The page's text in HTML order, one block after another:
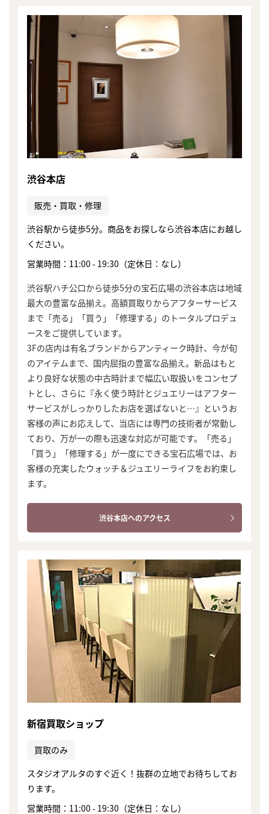
渋谷本店
販売・買取・修理
渋谷駅から徒歩5分。商品をお探しなら渋谷本店にお越し
ください。
営業時間：11:00 - 19:30（定休日：なし）
渋谷駅ハチ公口から徒歩5分の宝石広場の渋谷本店は地域
最大の豊富な品揃え。高額買取りからアフターサービス
まで「売る」「買う」「修理する」のトータルプロデュ
ースをご提供しています。
3Fの店内は有名ブランドからアンティーク時計、今が旬
のアイテムまで、国内屈指の豊富な品揃え。新品はもと
より良好な状態の中古時計まで幅広い取扱いをコンセプ
トとし、さらに『永く使う時計とジュエリーはアフター
サービスがしっかりしたお店を選ばないと…』というお
客様の声にお応えして、当店には専門の技術者が常勤し
ており、万が一の際も迅速な対応が可能です。「売る」
「買う」「修理する」が一度にできる宝石広場では、お
客様の充実したウォッチ＆ジュエリーライフをお約束し
ます。
渋谷本店へのアクセス
新宿買取ショップ
買取のみ
スタジオアルタのすぐ近く！抜群の立地でお待ちしてお
ります。
営業時間：11:00 - 19:30（定休日：なし）